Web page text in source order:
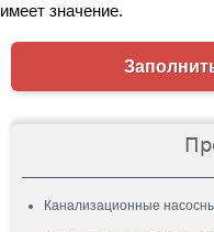
имеет значение.
Канализационные